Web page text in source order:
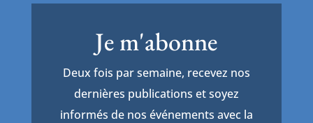
Je m'abonne
Deux fois par semaine, recevez nos
dernières publications et soyez
informés de nos événements avec la